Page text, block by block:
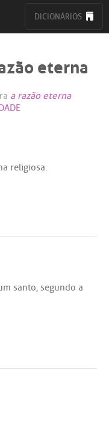
DICIONÁRIOS
eterna
a razão eterna
religiosa.
santo, segundo a